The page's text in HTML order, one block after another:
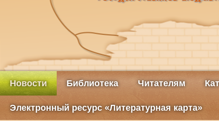
Новости Библиотека Читателям
Электронный ресурс «Литературная карта»